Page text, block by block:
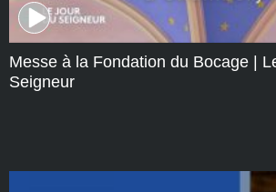
Messe à la Fondation du Bocage |
Seigneur